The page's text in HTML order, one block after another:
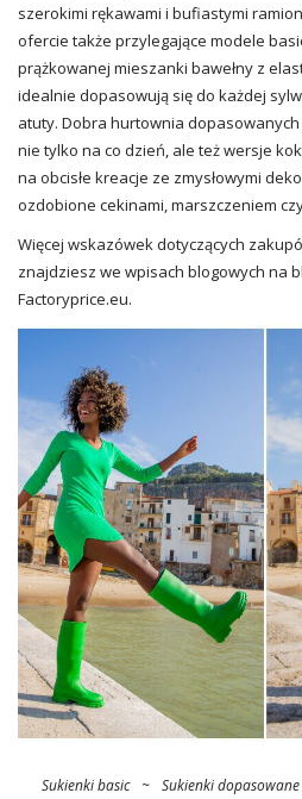
szerokimi rękawami i bufiastymi
ofercie także przylegające modele
prążkowanej mieszanki bawełny z
idealnie dopasowują się do każdej
atuty. Dobra hurtownia
nie tylko na co dzień, ale też wersje
na obcisłe kreacje ze zmysłowymi
ozdobione cekinami, marszczeniem
Więcej wskazówek dotyczących
znajdziesz we wpisach blogowych na
Factoryprice.eu.
Sukienki basic ~ Sukienki dopasowane